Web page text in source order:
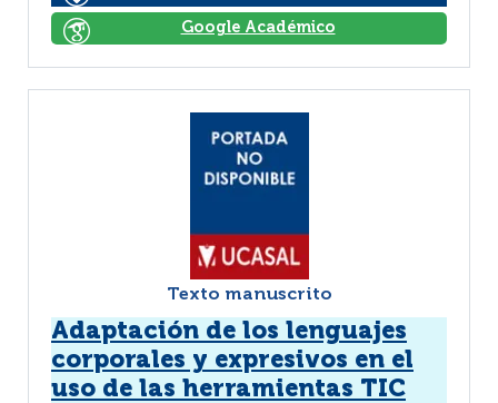
Google Académico
Texto manuscrito
Adaptación de los lenguajes
corporales y expresivos en el
uso de las herramientas TIC